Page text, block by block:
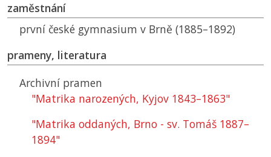
zaměstnání
první české gymnasium v Brně (1885–1892)
prameny, literatura
Archivní pramen
"Matrika narozených, Kyjov 1843–1863"
"Matrika oddaných, Brno - sv. Tomáš 1887–
1894"